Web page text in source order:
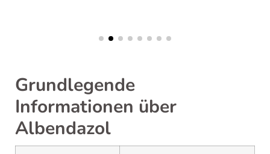
Grundlegende
Informationen über
Albendazol